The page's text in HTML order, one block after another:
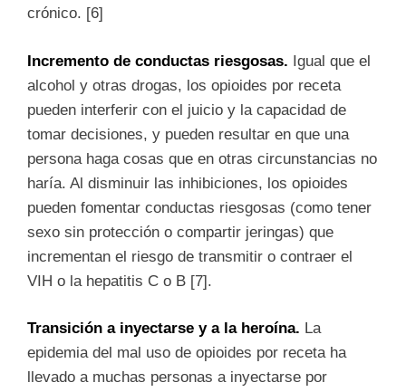
crónico. [6]
Incremento de conductas riesgosas. Igual que el
alcohol y otras drogas, los opioides por receta
pueden interferir con el juicio y la capacidad de
tomar decisiones, y pueden resultar en que una
persona haga cosas que en otras circunstancias no
haría. Al disminuir las inhibiciones, los opioides
pueden fomentar conductas riesgosas (como tener
sexo sin protección o compartir jeringas) que
incrementan el riesgo de transmitir o contraer el
VIH o la hepatitis C o B [7].
Transición a inyectarse y a la heroína. La
epidemia del mal uso de opioides por receta ha
llevado a muchas personas a inyectarse por